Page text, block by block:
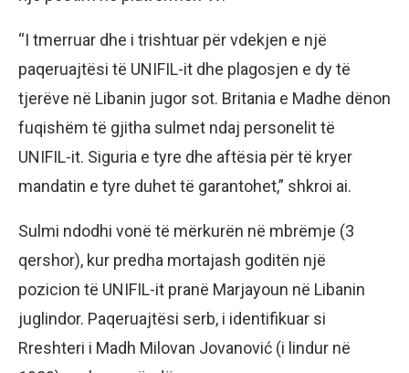
“I tmerruar dhe i trishtuar për vdekjen e një
paqeruajtësi të UNIFIL-it dhe plagosjen e dy të
tjerëve në Libanin jugor sot. Britania e Madhe dënon
fuqishëm të gjitha sulmet ndaj personelit të
UNIFIL-it. Siguria e tyre dhe aftësia për të kryer
mandatin e tyre duhet të garantohet,” shkroi ai.
Sulmi ndodhi vonë të mërkurën në mbrëmje (3
qershor), kur predha mortajash goditën një
pozicion të UNIFIL-it pranë Marjayoun në Libanin
juglindor. Paqeruajtësi serb, i identifikuar si
Rreshteri i Madh Milovan Jovanović (i lindur në